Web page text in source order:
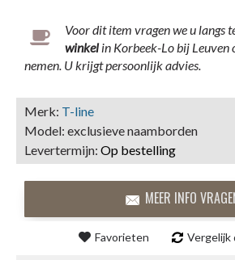
Voor dit item vragen we u langs
winkelin Korbeek-Lo bij Leuven
nemen. U krijgt persoonlijk advies.
Merk: T-line
Model: exclusieve naamborden
Levertermijn: Op bestelling
MEER INFO
Favorieten Vergelijk